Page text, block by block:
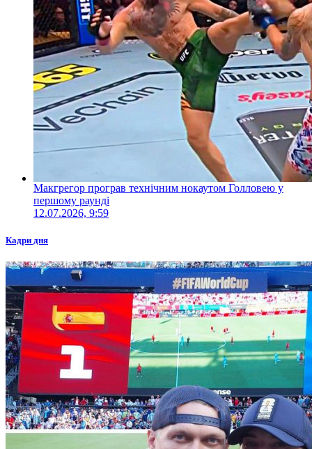
Макгрегор програв технічним нокаутом Голловею у
першому раунді
12.07.2026, 9:59
Кадри дня